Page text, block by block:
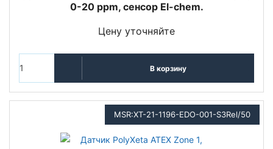
0-20 ppm, сенсор El-chem.
Цену уточняйте
В корзину
MSR:XT-21-1196-EDO-001-S3Rel/50